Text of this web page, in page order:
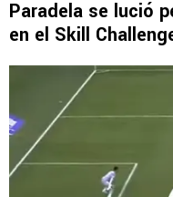
Paradela se lució
en el Skill